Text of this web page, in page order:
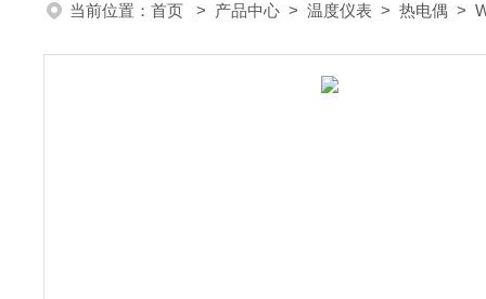
当前位置： 首页 > 产品中心 > 温度仪表 > 热电偶 >